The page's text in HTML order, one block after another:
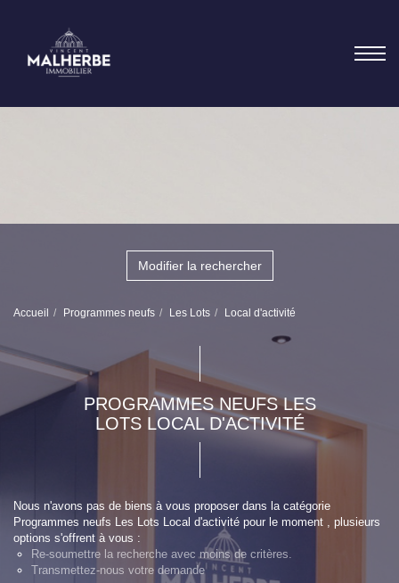
Modifier la rechercher
Accueil Programmes neufs Les Lots Local d'activité
PROGRAMMES NEUFS LES
LOTS LOCAL D'ACTIVITÉ
Nous n'avons pas de biens à vous proposer dans la catégorie
Programmes neufs Les Lots Local d'activité pour le moment , plusieurs
options s'offrent à vous :
Re-soumettre la recherche avec moins de critères.
Transmettez-nous votre demande